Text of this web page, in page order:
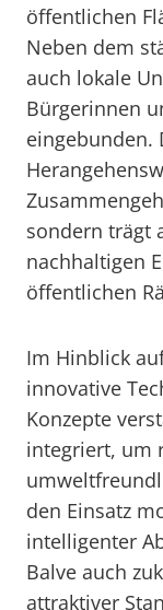
öffentlichen
Neben dem
auch lokale
Bürgerinnen
eingebunden.
sondern trägt
nachhaltigen
öffentlichen
Im Hinblick
innovative
Konzepte
integriert, um
den Einsatz
intelligenter
Balve auch
attraktiver